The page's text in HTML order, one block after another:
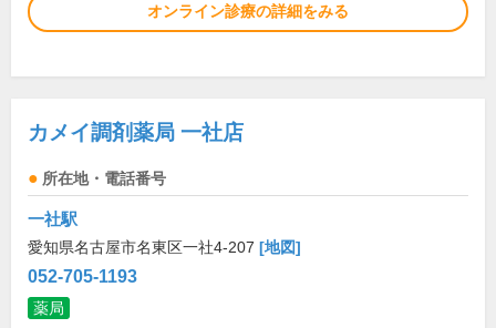
オンライン診療の詳細をみる
カメイ調剤薬局 一社店
所在地・電話番号
一社駅
愛知県名古屋市名東区一社4-207 [地図]
052-705-1193
薬局